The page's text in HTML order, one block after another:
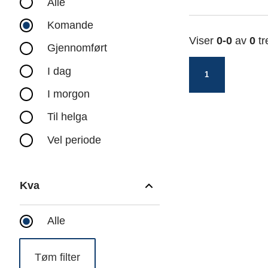
Komande
Gjennomført
I dag
I morgon
Til helga
Vel periode
Kva
Alle
Tøm filter
Resultat
Viser 0-0av 0
1